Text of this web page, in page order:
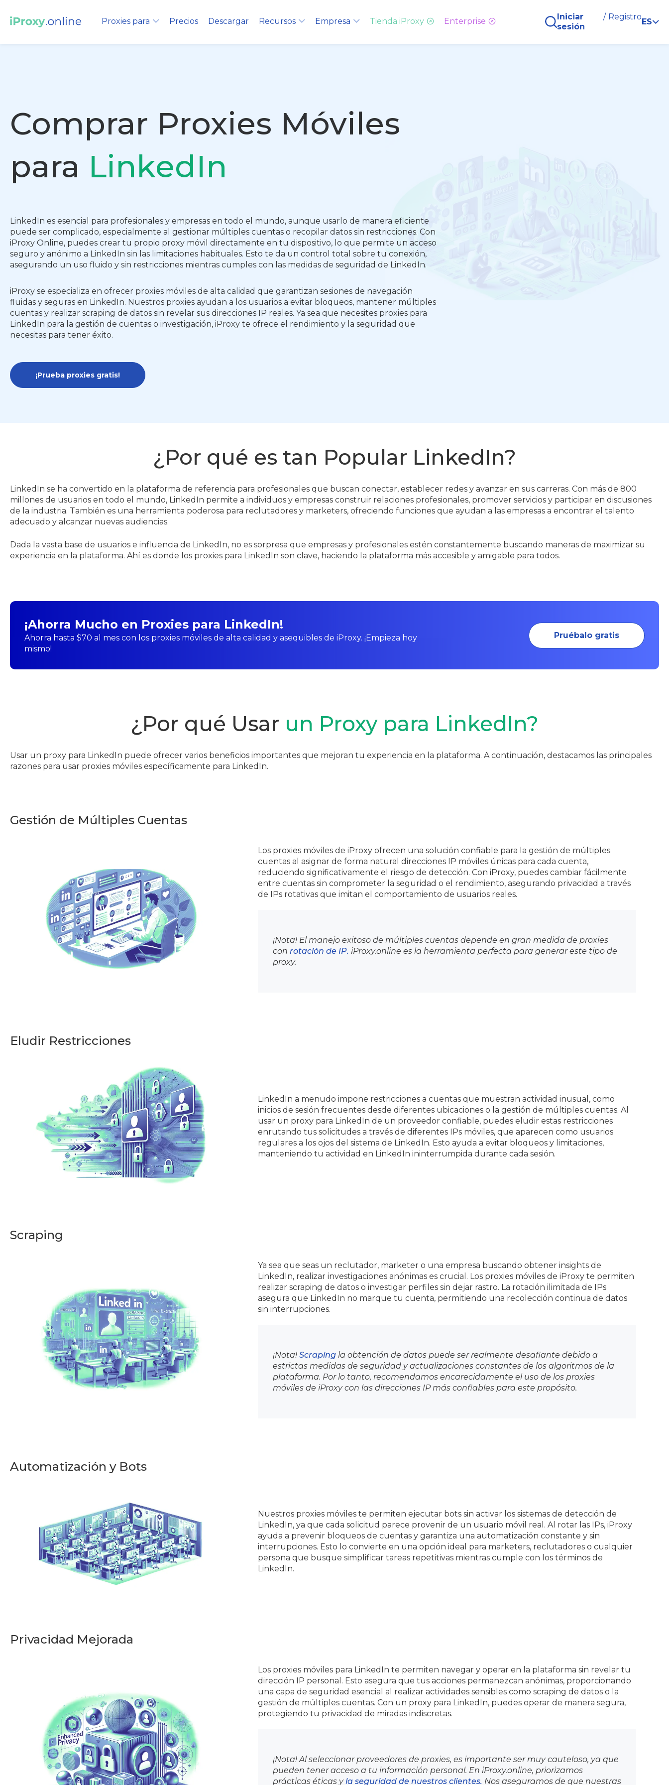
Proxies para Precios Descargar Recursos Empresa Tienda iProxy Enterprise
Iniciar
sesión
/ Registro
ES
Comprar Proxies Móviles
para LinkedIn
LinkedIn es esencial para profesionales y empresas en todo el mundo, aunque usarlo de manera eficiente
puede ser complicado, especialmente al gestionar múltiples cuentas o recopilar datos sin restricciones. Con
iProxy Online, puedes crear tu propio proxy móvil directamente en tu dispositivo, lo que permite un acceso
seguro y anónimo a LinkedIn sin las limitaciones habituales. Esto te da un control total sobre tu conexión,
asegurando un uso fluido y sin restricciones mientras cumples con las medidas de seguridad de LinkedIn.
iProxy se especializa en ofrecer proxies móviles de alta calidad que garantizan sesiones de navegación
fluidas y seguras en LinkedIn. Nuestros proxies ayudan a los usuarios a evitar bloqueos, mantener múltiples
cuentas y realizar scraping de datos sin revelar sus direcciones IP reales. Ya sea que necesites proxies para
LinkedIn para la gestión de cuentas o investigación, iProxy te ofrece el rendimiento y la seguridad que
necesitas para tener éxito.
¡Prueba proxies gratis!
¿Por qué es tan Popular LinkedIn?
LinkedIn se ha convertido en la plataforma de referencia para profesionales que buscan conectar, establecer redes y avanzar en sus carreras. Con más de 800
millones de usuarios en todo el mundo, LinkedIn permite a individuos y empresas construir relaciones profesionales, promover servicios y participar en discusiones
de la industria. También es una herramienta poderosa para reclutadores y marketers, ofreciendo funciones que ayudan a las empresas a encontrar el talento
adecuado y alcanzar nuevas audiencias.
Dada la vasta base de usuarios e influencia de LinkedIn, no es sorpresa que empresas y profesionales estén constantemente buscando maneras de maximizar su
experiencia en la plataforma. Ahí es donde los proxies para LinkedIn son clave, haciendo la plataforma más accesible y amigable para todos.
¡Ahorra Mucho en Proxies para LinkedIn!
Ahorra hasta $70 al mes con los proxies móviles de alta calidad y asequibles de iProxy. ¡Empieza hoy
mismo!
Pruébalo gratis
¿Por qué Usar un Proxy para LinkedIn?
Usar un proxy para LinkedIn puede ofrecer varios beneficios importantes que mejoran tu experiencia en la plataforma. A continuación, destacamos las principales
razones para usar proxies móviles específicamente para LinkedIn.
Gestión de Múltiples Cuentas
Los proxies móviles de iProxy ofrecen una solución confiable para la gestión de múltiples
cuentas al asignar de forma natural direcciones IP móviles únicas para cada cuenta,
reduciendo significativamente el riesgo de detección. Con iProxy, puedes cambiar fácilmente
entre cuentas sin comprometer la seguridad o el rendimiento, asegurando privacidad a través
de IPs rotativas que imitan el comportamiento de usuarios reales.
¡Nota! El manejo exitoso de múltiples cuentas depende en gran medida de proxies
con rotación de IP. iProxy.online es la herramienta perfecta para generar este tipo de
proxy.
Eludir Restricciones
LinkedIn a menudo impone restricciones a cuentas que muestran actividad inusual, como
inicios de sesión frecuentes desde diferentes ubicaciones o la gestión de múltiples cuentas. Al
usar un proxy para LinkedIn de un proveedor confiable, puedes eludir estas restricciones
enrutando tus solicitudes a través de diferentes IPs móviles, que aparecen como usuarios
regulares a los ojos del sistema de LinkedIn. Esto ayuda a evitar bloqueos y limitaciones,
manteniendo tu actividad en LinkedIn ininterrumpida durante cada sesión.
Scraping
Ya sea que seas un reclutador, marketer o una empresa buscando obtener insights de
LinkedIn, realizar investigaciones anónimas es crucial. Los proxies móviles de iProxy te permiten
realizar scraping de datos o investigar perfiles sin dejar rastro. La rotación ilimitada de IPs
asegura que LinkedIn no marque tu cuenta, permitiendo una recolección continua de datos
sin interrupciones.
¡Nota! Scraping la obtención de datos puede ser realmente desafiante debido a
estrictas medidas de seguridad y actualizaciones constantes de los algoritmos de la
plataforma. Por lo tanto, recomendamos encarecidamente el uso de los proxies
móviles de iProxy con las direcciones IP más confiables para este propósito.
Automatización y Bots
Nuestros proxies móviles te permiten ejecutar bots sin activar los sistemas de detección de
LinkedIn, ya que cada solicitud parece provenir de un usuario móvil real. Al rotar las IPs, iProxy
ayuda a prevenir bloqueos de cuentas y garantiza una automatización constante y sin
interrupciones. Esto lo convierte en una opción ideal para marketers, reclutadores o cualquier
persona que busque simplificar tareas repetitivas mientras cumple con los términos de
LinkedIn.
Privacidad Mejorada
Los proxies móviles para LinkedIn te permiten navegar y operar en la plataforma sin revelar tu
dirección IP personal. Esto asegura que tus acciones permanezcan anónimas, proporcionando
una capa de seguridad esencial al realizar actividades sensibles como scraping de datos o la
gestión de múltiples cuentas. Con un proxy para LinkedIn, puedes operar de manera segura,
protegiendo tu privacidad de miradas indiscretas.
¡Nota! Al seleccionar proveedores de proxies, es importante ser muy cauteloso, ya que
pueden tener acceso a tu información personal. En iProxy.online, priorizamos
prácticas éticas y la seguridad de nuestros clientes. Nos aseguramos de que nuestras